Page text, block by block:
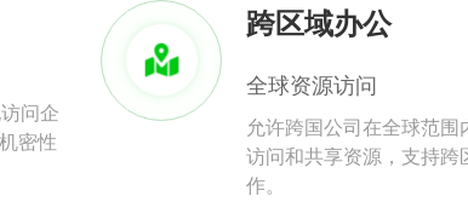
问企
密性
跨区域办公
全球资源访问
允许跨国公司在全球范围
访问和共享资源，支持跨
作。